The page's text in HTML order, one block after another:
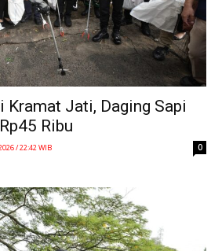
Kramat Jati, Daging Sapi
Ribu
/ 22:42 WIB 0